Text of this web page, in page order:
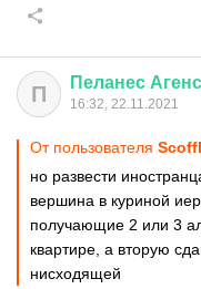
П Пеланес
16:32, 22.11.2021
От пользователя
но развести
вершина в куриной
получающие 2 или 3
квартире, а вторую
нисходящей